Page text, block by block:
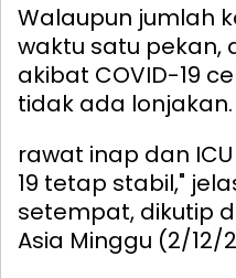
Walaupun jumlah
waktu satu pekan,
akibat COVID-19
tidak ada lonjakan.
rawat inap dan
19 tetap stabil,"
setempat, dikutip
Asia Minggu (2/12/